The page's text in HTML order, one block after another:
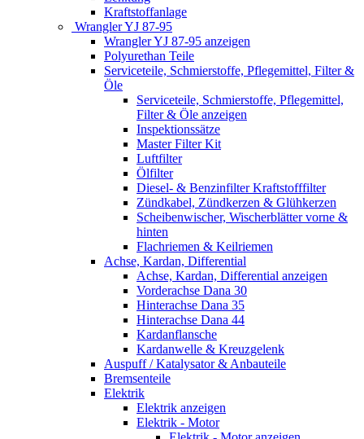
Kraftstoffanlage
Wrangler YJ 87-95
Wrangler YJ 87-95 anzeigen
Polyurethan Teile
Serviceteile, Schmierstoffe, Pflegemittel, Filter &
Öle
Serviceteile, Schmierstoffe, Pflegemittel,
Filter & Öle anzeigen
Inspektionssätze
Master Filter Kit
Luftfilter
Ölfilter
Diesel- & Benzinfilter Kraftstofffilter
Zündkabel, Zündkerzen & Glühkerzen
Scheibenwischer, Wischerblätter vorne &
hinten
Flachriemen & Keilriemen
Achse, Kardan, Differential
Achse, Kardan, Differential anzeigen
Vorderachse Dana 30
Hinterachse Dana 35
Hinterachse Dana 44
Kardanflansche
Kardanwelle & Kreuzgelenk
Auspuff / Katalysator & Anbauteile
Bremsenteile
Elektrik
Elektrik anzeigen
Elektrik - Motor